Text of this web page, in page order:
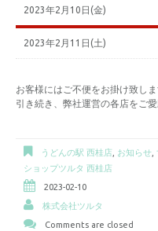
2023年2月10日(金)
2023年2月11日(土)
お客様にはご不便をお掛け致しま
引き続き、弊社運営の各店をご
うどんの駅 西桂店 お知らせ
ショップツルタ 西桂店
2023-02-10
株式会社ツルタ
Comments are closed